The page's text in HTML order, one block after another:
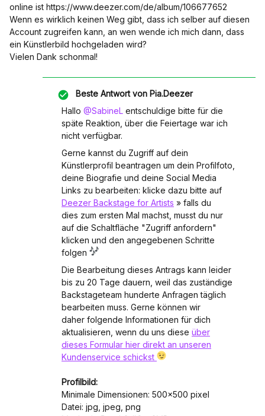
online ist https://www.deezer.com/de/album/106677652
Wenn es wirklich keinen Weg gibt, dass ich selber auf diesen
Account zugreifen kann, an wen wende ich mich dann, dass
ein Künstlerbild hochgeladen wird?
Vielen Dank schonmal!
Beste Antwort von Pia.Deezer
Hallo @SabineL entschuldige bitte für die
späte Reaktion, über die Feiertage war ich
nicht verfügbar.
Gerne kannst du Zugriff auf dein
Künstlerprofil beantragen um dein Profilfoto,
deine Biografie und deine Social Media
Links zu bearbeiten: klicke dazu bitte auf
Deezer Backstage for Artists » falls du
dies zum ersten Mal machst, musst du nur
auf die Schaltfläche "Zugriff anfordern"
klicken und den angegebenen Schritte
folgen
Die Bearbeitung dieses Antrags kann leider
bis zu 20 Tage dauern, weil das zuständige
Backstageteam hunderte Anfragen täglich
bearbeiten muss. Gerne können wir
daher folgende Informationen für dich
aktualisieren, wenn du uns diese über
dieses Formular hier direkt an unseren
Kundenservice schickst
Profilbild:
Minimale Dimensionen: 500x500 pixel
Datei: jpg, jpeg, png